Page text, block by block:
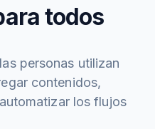
todos
personas utilizan
contenidos,
los flujos